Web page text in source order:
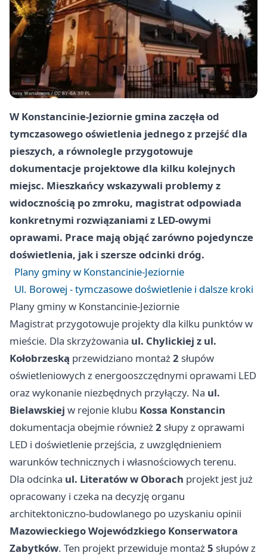
W Konstancinie-Jeziornie gmina zaczęła od
tymczasowego oświetlenia jednego z przejść dla
pieszych, a równolegle przygotowuje
dokumentacje projektowe dla kilku kolejnych
miejsc. Mieszkańcy wskazywali problemy z
widocznością po zmroku, magistrat odpowiada
konkretnymi rozwiązaniami z LED‑owymi
oprawami. Prace mają objąć zarówno pojedyncze
doświetlenia, jak i szersze odcinki dróg.
Plany gminy w Konstancinie-Jeziornie
Ul. Borowej - tymczasowe doświetlenie i dalsze kroki
Plany gminy w Konstancinie-Jeziornie
Magistrat przygotowuje projekty dla kilku punktów w
mieście. Dla skrzyżowania ul. Chylickiej z ul.
Kołobrzeską przewidziano montaż2 słupów
oświetleniowych z energooszczędnymi oprawami LED
oraz wykonanie niezbędnych przyłączy. Na ul.
Bielawskiej w rejonie klubu Kossa Konstancin
dokumentacja obejmie również2 słupy z oprawami
LED i doświetlenie przejścia, z uwzględnieniem
warunków technicznych i własnościowych terenu.
Dla odcinka ul. Literatów w Oborach projekt jest już
opracowany i czeka na decyzję organu
architektoniczno‑budowlanego po uzyskaniu opinii
Mazowieckiego Wojewódzkiego Konserwatora
Zabytków. Ten projekt przewiduje montaż5 słupów z